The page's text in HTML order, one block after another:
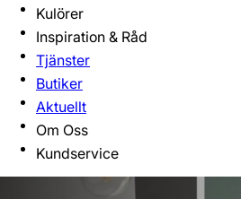
Kulörer
Inspiration & Råd
Tjänster
Butiker
Aktuellt
Om Oss
Kundservice